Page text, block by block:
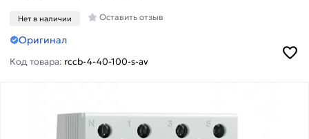
Нет в наличии Оставить отзыв
Оригинал
Код товара: rccb-4-40-100-s-av